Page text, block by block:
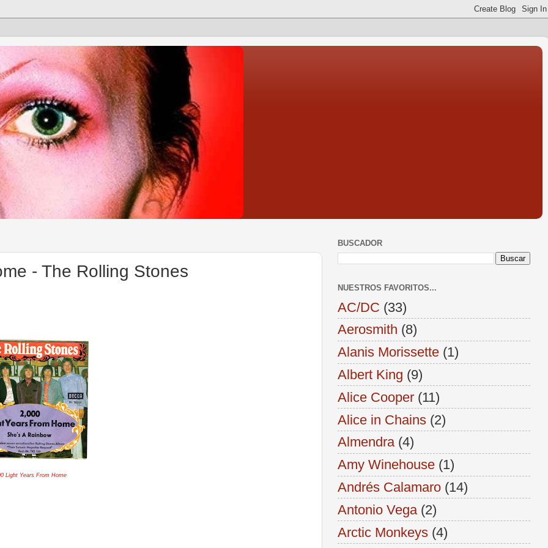
- The Rolling Stones
Light Years From Home
BUSCADOR
NUESTROS FAVORITOS...
AC/DC (33)
Aerosmith (8)
Alanis Morissette (1)
Albert King (9)
Alice Cooper (11)
Alice in Chains (2)
Almendra (4)
Amy Winehouse (1)
Andrés Calamaro (14)
Antonio Vega (2)
Arctic Monkeys (4)